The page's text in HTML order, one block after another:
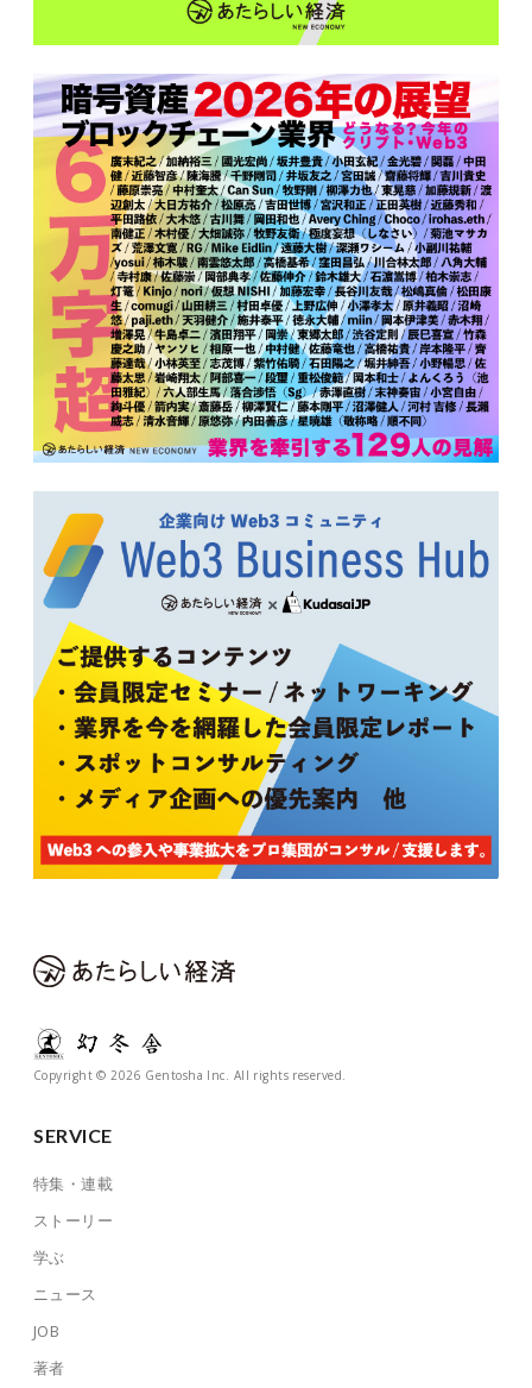
Copyright © 2026 Gentosha Inc. All rights reserved.
SERVICE
特集・連載
ストーリー
学ぶ
ニュース
JOB
著者